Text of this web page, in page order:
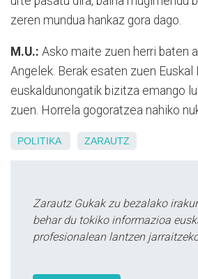
zeren mundua hankaz gora dago.
M.U.: Asko maite zuen herri baten
Angelek. Berak esaten zuen
euskaldunongatik bizitza emango
zuen. Horrela gogoratzea nahiko
POLITIKA ZARAUTZ
Zarautz Gukak zu bezalako
behar du tokiko informazioa
profesionalean lantzen